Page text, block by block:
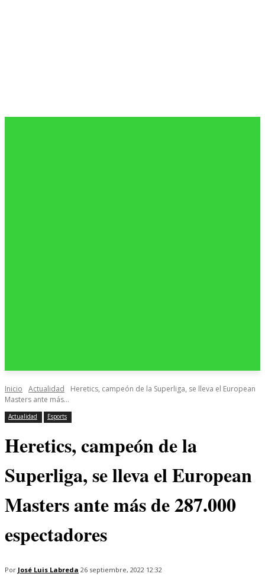
Inicio Actualidad
Heretics, campeón de la Superliga, se lleva el European
Masters ante más...
Actualidad Esports
Heretics, campeón de la
Superliga, se lleva el European
Masters ante más de 287.000
espectadores
Por José Luis Labreda 26 septiembre, 2022 12:32